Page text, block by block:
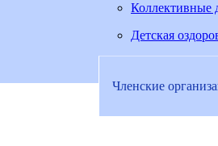
Коллективные
Детская
Членские